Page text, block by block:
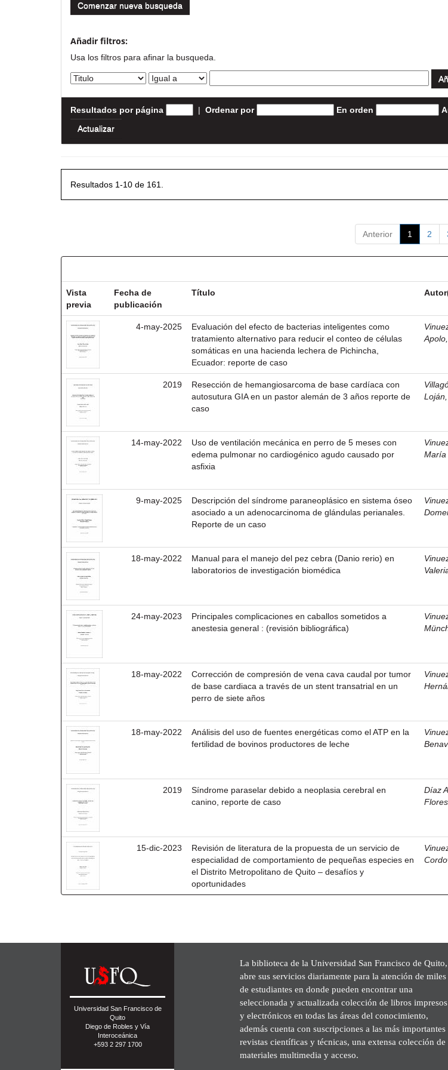
Comenzar nueva busqueda
Añadir filtros:
Usa los filtros para afinar la busqueda.
Resultados por página | Ordenar por En orden
Resultados 1-10 de 161.
Anterior 1 2
Vista
previa
Fecha de
publicación
Título
4-may-2025
Evaluación del efecto de bacterias inteligentes como
tratamiento alternativo para reducir el conteo de células
somáticas en una hacienda lechera de Pichincha,
Ecuador: reporte de caso
2019
Resección de hemangiosarcoma de base cardíaca con
autosutura GIA en un pastor alemán de 3 años reporte de
caso
14-may-2022
Uso de ventilación mecánica en perro de 5 meses con
edema pulmonar no cardiogénico agudo causado por
asfixia
María
9-may-2025
Descripción del síndrome paraneoplásico en sistema óseo
asociado a un adenocarcinoma de glándulas perianales.
Reporte de un caso
18-may-2022
Manual para el manejo del pez cebra (Danio rerio) en
laboratorios de investigación biomédica
24-may-2023
Principales complicaciones en caballos sometidos a
anestesia general : (revisión bibliográfica)
18-may-2022
Corrección de compresión de vena cava caudal por tumor
de base cardiaca a través de un stent transatrial en un
perro de siete años
18-may-2022
Análisis del uso de fuentes energéticas como el ATP en la
fertilidad de bovinos productores de leche
2019
Síndrome paraselar debido a neoplasia cerebral en
canino, reporte de caso
Díaz
15-dic-2023
Revisión de literatura de la propuesta de un servicio de
especialidad de comportamiento de pequeñas especies en
el Distrito Metropolitano de Quito – desafíos y
oportunidades
Universidad San Francisco de
Quito
Diego de Robles y Vía
Interoceánica
+593 2 297 1700
La biblioteca de la Universidad San Francisco de Quito,
abre sus servicios diariamente para la atención de miles
de estudiantes en donde pueden encontrar una
seleccionada y actualizada colección de libros impresos
y electrónicos en todas las áreas del conocimiento,
además cuenta con suscripciones a las más importantes
revistas científicas y técnicas, una extensa colección de
materiales multimedia y acceso.